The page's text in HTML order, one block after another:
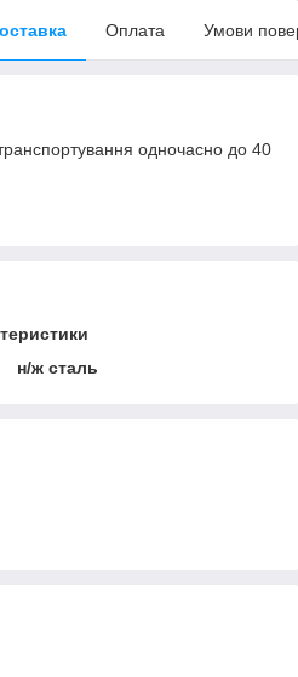
Оплата Умови
транспортування одночасно до 40
н/ж сталь